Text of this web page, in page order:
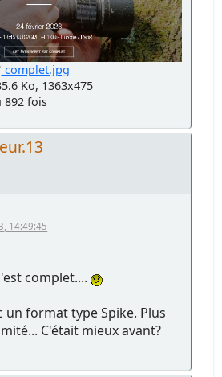
complet.jpg
Ko, 1363x475
892 fois
14:49:45
complet....
un format type Spike. Plus
C'était mieux avant?